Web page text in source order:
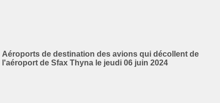
Aéroports de destination des avions qui décollent de
l'aéroport de Sfax Thyna le jeudi 06 juin 2024